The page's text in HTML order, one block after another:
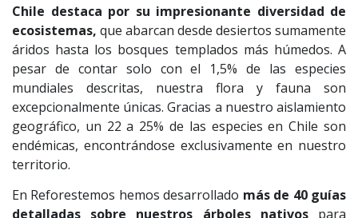
Chile destaca por su impresionante diversidad de
ecosistemas, que abarcan desde desiertos sumamente
áridos hasta los bosques templados más húmedos. A
pesar de contar solo con el 1,5% de las especies
mundiales descritas, nuestra flora y fauna son
excepcionalmente únicas. Gracias a nuestro aislamiento
geográfico, un 22 a 25% de las especies en Chile son
endémicas, encontrándose exclusivamente en nuestro
territorio.
En Reforestemos hemos desarrollado más de 40 guías
detalladas sobre nuestros árboles nativospara